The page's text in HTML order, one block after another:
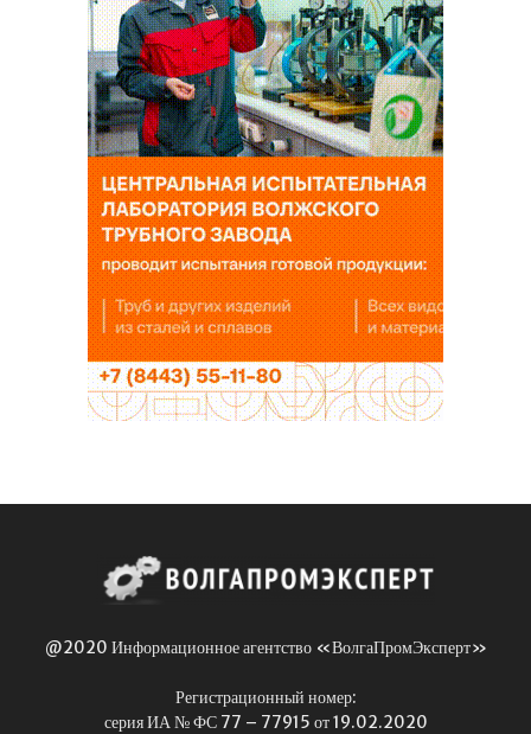
@2020 Информационное агентство «ВолгаПромЭксперт»
Регистрационный номер:
серия ИА № ФС 77 – 77915 от 19.02.2020